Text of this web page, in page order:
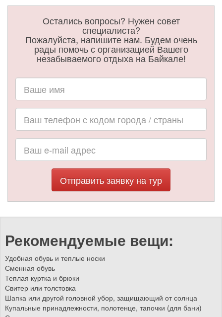
Остались вопросы? Нужен совет
специалиста?
Пожалуйста, напишите нам. Будем очень
рады помочь с организацией Вашего
незабываемого отдыха на Байкале!
Отправить заявку на тур
Рекомендуемые вещи:
Удобная обувь и теплые носки
Сменная обувь
Теплая куртка и брюки
Свитер или толстовка
Шапка или другой головной убор, защищающий от солнца
Купальные принадлежности, полотенце, тапочки (для бани)